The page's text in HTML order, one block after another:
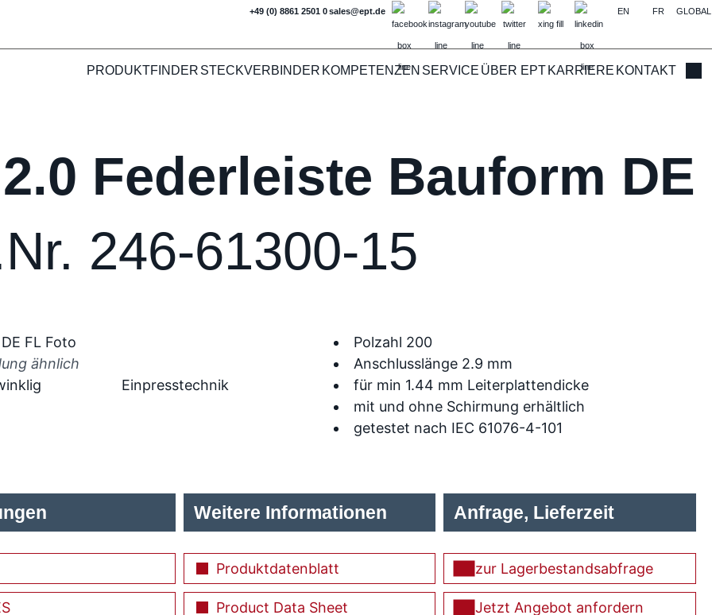
+49 (0) 8861 2501 0sales@ept.de EN FR GLOBAL
PRODUKTFINDER STECKVERBINDER KOMPETENZEN SERVICE ÜBER EPTKARRIERE KONTAKT
Federleiste Bauform DE
246-61300-15
ähnlich
Polzahl 200
Anschlusslänge 2.9 mm
für min 1.44 mm Leiterplattendicke
mit und ohne Schirmung erhältlich
getestet nach IEC 61076-4-101
Einpresstechnik
Weitere Informationen
Produktdatenblatt
Product Data Sheet
Anfrage, Lieferzeit
zur Lagerbestandsabfrage
Jetzt Angebot anfordern